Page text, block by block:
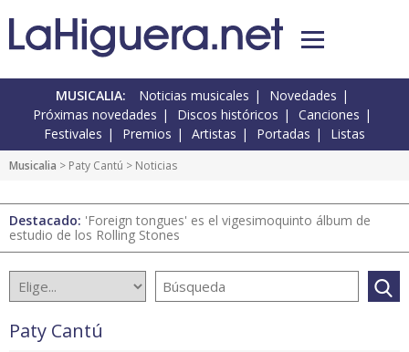
MUSICALIA: Noticias musicales
Novedades
Próximas novedades
Discos históricos
Canciones
Festivales
Premios Artistas Portadas Listas
Musicalia > Paty Cantú > Noticias
Destacado: 'Foreign tongues' es el vigesimoquinto álbum de
estudio de los Rolling Stones
Paty Cantú